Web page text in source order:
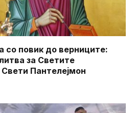
со повик до верниците:
за Светите
Пантелејмон